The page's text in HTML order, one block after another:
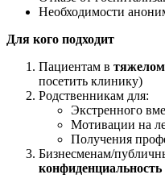
Необходимости
Для кого подходит
Пациентам в
посетить клинику)
Родственникам для:
Экстренного
Мотивации на
Получения
Бизнесменам/
конфиденциальность